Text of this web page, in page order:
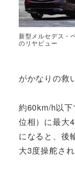
新型メルセデス・
のリヤビュー
がかなりの救
約60km/h以
位相）に最大
になると、後
大3度操舵さ